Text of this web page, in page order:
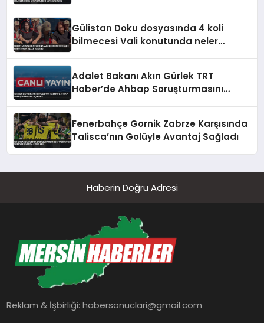
Gülistan Doku dosyasında 4 koli
bilmecesi Vali konutunda neler
Adalet Bakanı Akın Gürlek TRT
Haber’de Ahbap Soruşturmasını
Fenerbahçe Gornik Zabrze Karşısında
Talisca’nın Golüyle Avantaj Sağladı
Haberin Doğru Adresi
Reklam & İşbirliği:habersonuclari@gmail.com